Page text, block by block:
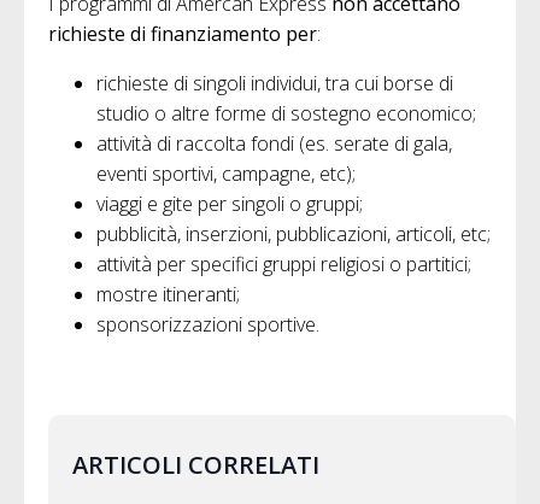
richieste di finanziamento per:
richieste di singoli individui, tra cui borse di
studio o altre forme di sostegno economico;
attività di raccolta fondi (es. serate di gala,
eventi sportivi, campagne, etc);
viaggi e gite per singoli o gruppi;
pubblicità, inserzioni, pubblicazioni, articoli, etc;
attività per specifici gruppi religiosi o partitici;
mostre itineranti;
sponsorizzazioni sportive.
ARTICOLI CORRELATI